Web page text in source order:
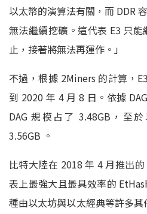
以太幣的演算法有關，而 DDR
無法繼續挖礦。這代表 E3 只能
止， 接著將無法再運作。」
不過，根據 2Miners 的計算， E3
到 2020 年 4 月8 日。依據 DAG
DAG規模占了3.48GB ， 至
3.56GB 。
比特大陸在 2018年 4 月推出的
表上最強大且最具效率的
種由以太坊與以太經典等許多其